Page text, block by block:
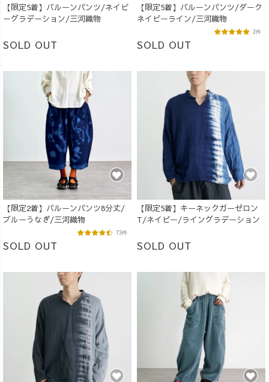
【限定5着】バルーンパンツ/ネイビ
ーグラデーション/三河織物
SOLD OUT
【限定5着】バルーンパンツ/ダーク
ネイビーライン/三河織物
SOLD OUT
2件
【限定2着】バルーンパンツ8分丈/
ブルーうなぎ/三河織物
SOLD OUT
73件
【限定5着】キーネックガーゼロン
T/ネイビー/ライングラデーション
SOLD OUT